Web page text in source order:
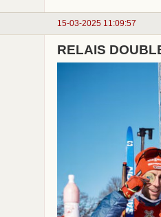
15-03-2025 11:09:57
RELAIS